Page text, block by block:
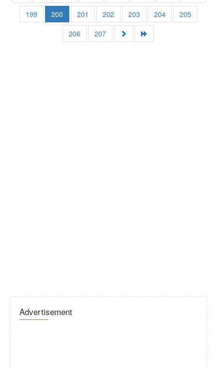
199
200 201 202 203 204
205
206
207
Advertisement